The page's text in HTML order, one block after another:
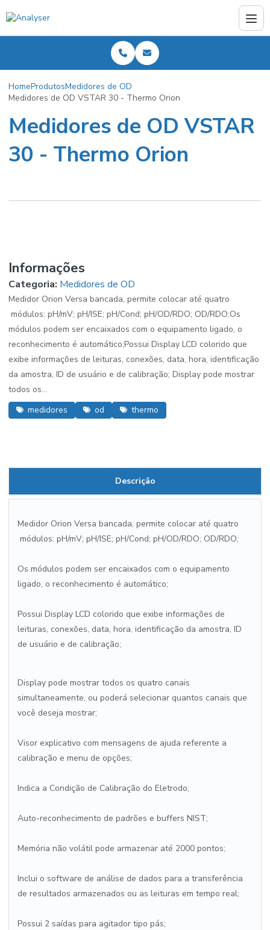
HomeProdutosMedidores de OD
Medidores de OD VSTAR 30 - Thermo Orion
Medidores de OD VSTAR
30 - Thermo Orion
Informações
Categoria: Medidores de OD
Medidor Orion Versa bancada, permite colocar até quatro
módulos: pH/mV; pH/ISE; pH/Cond; pH/OD/RDO; OD/RDO;Os
módulos podem ser encaixados com o equipamento ligado, o
reconhecimento é automático;Possui Display LCD colorido que
exibe informações de leituras, conexões, data, hora, identificação
da amostra, ID de usuário e de calibração; Display pode mostrar
todos os...
medidores
od thermo
Descrição
Medidor Orion Versa bancada, permite colocar até quatro
módulos: pH/mV; pH/ISE; pH/Cond; pH/OD/RDO; OD/RDO;
Os módulos podem ser encaixados com o equipamento
ligado, o reconhecimento é automático;
Possui Display LCD colorido que exibe informações de
leituras, conexões, data, hora, identificação da amostra, ID
de usuário e de calibração;
Display pode mostrar todos os quatro canais
simultaneamente, ou poderá selecionar quantos canais que
você deseja mostrar;
Visor explicativo com mensagens de ajuda referente a
calibração e menu de opções;
Indica a Condição de Calibração do Eletrodo;
Auto-reconhecimento de padrões e buffers NIST;
Memória não volátil pode armazenar até 2000 pontos;
Inclui o software de análise de dados para a transferência
de resultados armazenados ou as leituras em tempo real;
Possui 2 saídas para agitador tipo pás;